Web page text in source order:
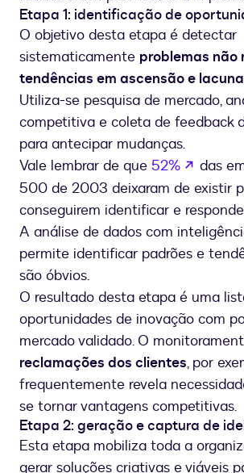
Etapa 1: identificação de
O objetivo desta etapa é detectar
sistematicamente problemas não
tendências em ascensão e
Utiliza-se pesquisa de mercado,
competitiva e coleta de feedback
para antecipar mudanças.
Vale lembrar de que 52% se
das
500 de 2003 deixaram de existir
conseguirem identificar e
A análise de dados com
permite identificar padrões e
são óbvios.
O resultado desta etapa é uma
oportunidades de inovação com
mercado validado. O
reclamações dos clientes, por
frequentemente revela
se tornar vantagens competitivas.
Etapa 2: geração e captura de
Esta etapa mobiliza toda a
gerar soluções criativas e viáveis